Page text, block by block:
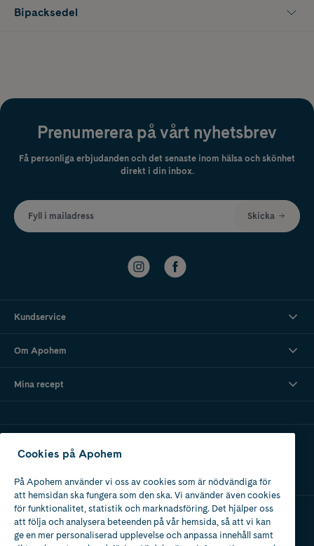
Bipacksedel
Prenumerera på vårt nyhetsbrev
Få personliga erbjudanden och det senaste inom hälsa och skönhet
direkt i din inbox.
Fyll i mailadress Skicka
Kundservice
Om Apohem
Mina recept
Apotek med tillstånd
av Läkemedelsverket
Cookies på Apohem
På Apohem använder vi oss av cookies som är nödvändiga för
att hemsidan ska fungera som den ska. Vi använder även cookies
för funktionalitet, statistik och marknadsföring. Det hjälper oss
att följa och analysera beteenden på vår hemsida, så att vi kan
ge en mer personaliserad upplevelse och anpassa innehåll samt